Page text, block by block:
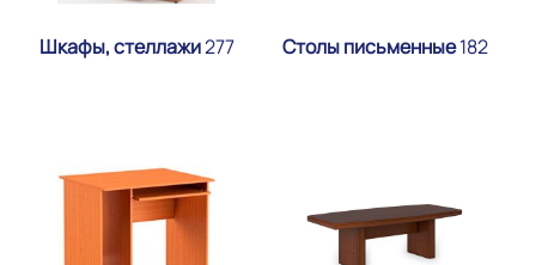
Шкафы, стеллажи277 Столы письменные182